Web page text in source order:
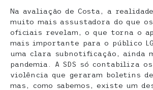
Na avaliação de Costa, a
muito mais assustadora do que
oficiais revelam, o que torna o
mais importante para o público
uma clara subnotificação, ainda
pandemia. A SDS só contabiliza
violência que geraram boletins
mas, como sabemos, existe um